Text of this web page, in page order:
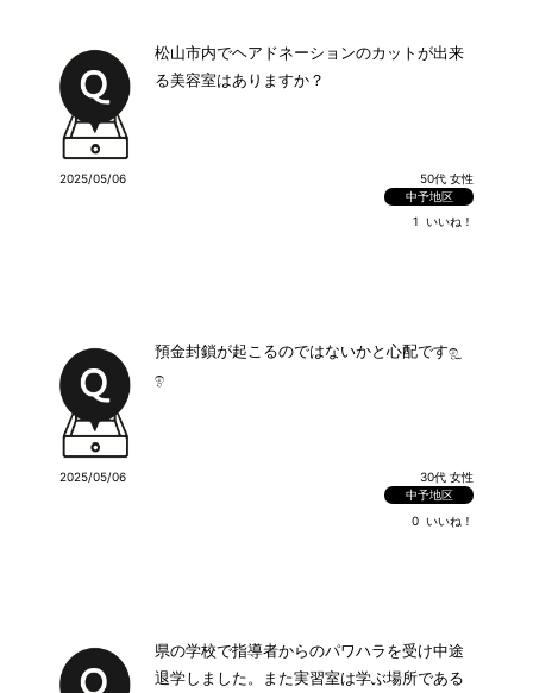
松山市内でヘアドネーションのカットが出来
る美容室はありますか？
2025/05/06
50代 女性
中予地区
1 いいね！
預金封鎖が起こるのではないかと心配ですඉ ̫
ඉ
2025/05/06
30代 女性
中予地区
0 いいね！
県の学校で指導者からのパワハラを受け中途
退学しました。また実習室は学ぶ場所である